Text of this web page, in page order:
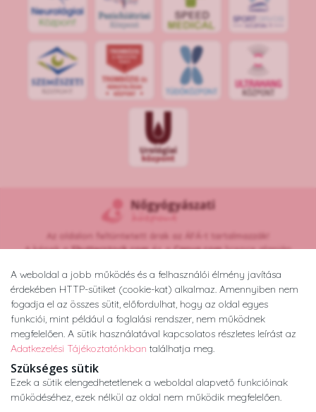
A weboldal a jobb működés és a felhasználói élmény javítása
érdekében HTTP-sütiket (cookie-kat) alkalmaz. Amennyiben nem
fogadja el az összes sütit, előfordulhat, hogy az oldal egyes
funkciói, mint például a foglalási rendszer, nem működnek
megfelelően. A sütik használatával kapcsolatos részletes leírást az
Adatkezelési Tájékoztatónkban találhatja meg.
Szükséges sütik
Ezek a sütik elengedhetetlenek a weboldal alapvető funkcióinak
működéséhez, ezek nélkül az oldal nem működik megfelelően.
SPOR
Az oldalon feltüntetett árak az ÁFÁ-t tartalmazzák!
A képek aShutterstock.comés aCanva.comlicence alapján
Copyright © 2026 •nogyogyaszatikozpont.hu
Minden jog fenntartva.
Developed byAppon&György Nándor
Adatkezelési tájékoztató